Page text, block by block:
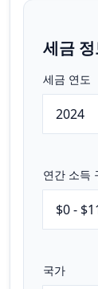
세금
세금 연도
연간 소득
국가